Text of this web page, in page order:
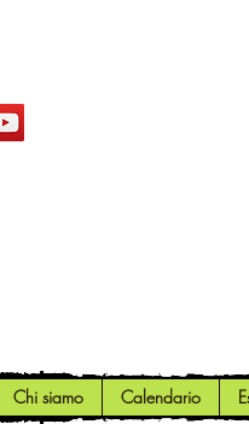
Chi siamo Calendario